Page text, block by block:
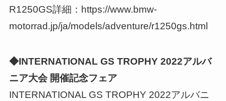
R1250GS詳細：https://www.bmw-
motorrad.jp/ja/models/adventure/r1250gs.html
◆INTERNATIONAL GS TROPHY 2022アルバ
ニア大会 開催記念フェア
INTERNATIONAL GS TROPHY 2022アルバニ